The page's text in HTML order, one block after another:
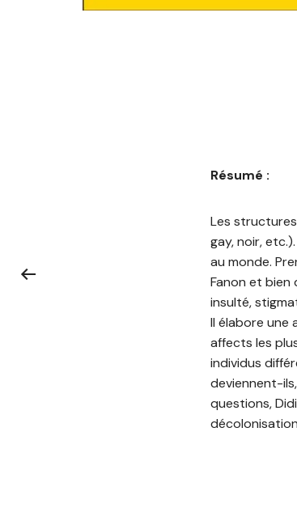
Résumé :
Les
gay, noir,
au monde.
Fanon et bien
insulté,
Il élabore une
affects les
individus
deviennent-
questions,